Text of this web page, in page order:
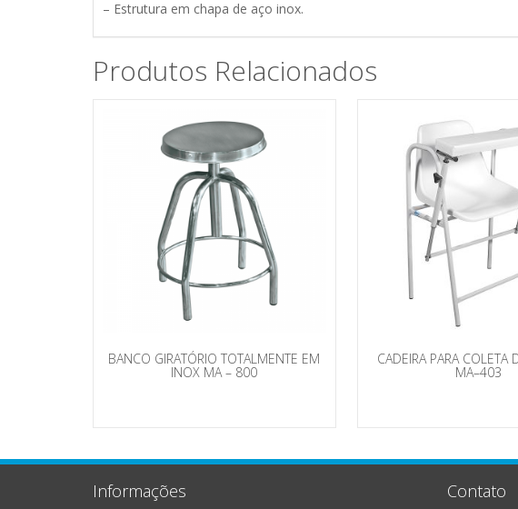
– Estrutura em chapa de aço inox.
Produtos Relacionados
BANCO GIRATÓRIO TOTALMENTE EM
INOX MA – 800
CADEIRA PARA COLETA
MA–403
Informações Contato